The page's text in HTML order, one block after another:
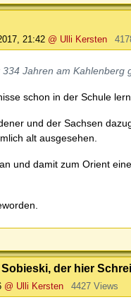
21:42 @ Ulli Kersten
Jahren am Kahlenberg
schon in der Schule
und der Sachsen
alt ausgesehen.
und damit zum Orient
der hier
@ Ulli Kersten 4427 Views